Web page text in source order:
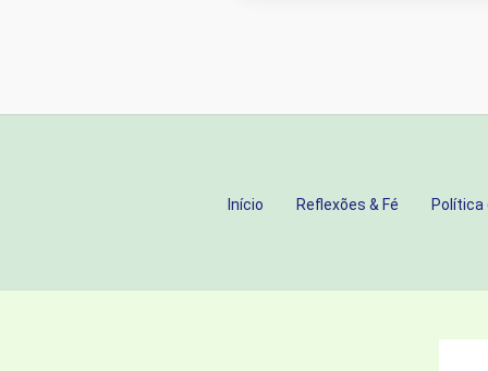
Início Reflexões & Fé Política